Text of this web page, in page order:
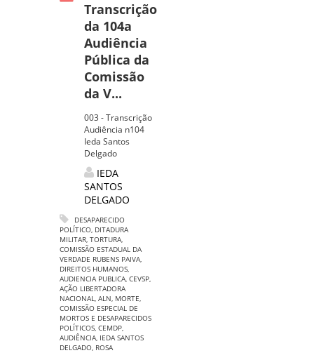
Transcrição
da 104a
Audiência
Pública da
Comissão
da V...
003 - Transcrição
Audiência n104
Ieda Santos
Delgado
IEDA
SANTOS
DELGADO
DESAPARECIDO
POLÍTICO, DITADURA
MILITAR, TORTURA,
COMISSÃO ESTADUAL DA
VERDADE RUBENS PAIVA,
DIREITOS HUMANOS,
AUDIENCIA PUBLICA, CEVSP,
AÇÃO LIBERTADORA
NACIONAL, ALN, MORTE,
COMISSÃO ESPECIAL DE
MORTOS E DESAPARECIDOS
POLÍTICOS, CEMDP,
AUDIÊNCIA, IEDA SANTOS
DELGADO, ROSA